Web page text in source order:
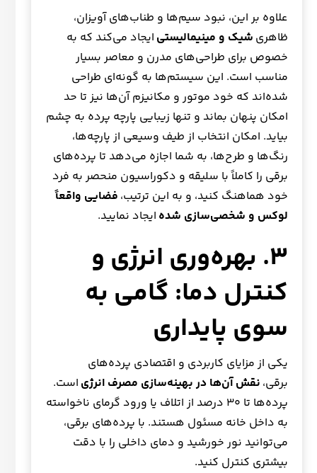
علاوه بر این، نبود سیم‌ها و طناب‌های آویزان،
ظاهری شیک و مینیمالیستی ایجاد می‌کند که به
خصوص برای طراحی‌های مدرن و معاصر بسیار
مناسب است. این سیستم‌ها به گونه‌ای طراحی
شده‌اند که خود موتور و مکانیزم آن‌ها نیز تا حد
امکان پنهان بماند و تنها زیبایی پارچه پرده به چشم
بیاید. امکان انتخاب از طیف وسیعی از پارچه‌ها،
رنگ‌ها و طرح‌ها، به شما اجازه می‌دهد تا پرده‌های
برقی را کاملاً با سلیقه و دکوراسیون منحصر به فرد
خود هماهنگ کنید، و به این ترتیب، فضایی واقعاً
لوکس و شخصی‌سازی شده ایجاد نمایید.
۳. بهره‌وری انرژی و
کنترل دما: گامی به
سوی پایداری
یکی از مزایای کاربردی و اقتصادی پرده‌های
برقی، نقش آن‌ها در بهینه‌سازی مصرف انرژی است.
پرده‌ها تا ۳۰ درصد از اتلاف یا ورود گرمای ناخواسته
به داخل خانه مسئول هستند. با پرده‌های برقی،
می‌توانید نور خورشید و دمای داخلی را با دقت
بیشتری کنترل کنید.